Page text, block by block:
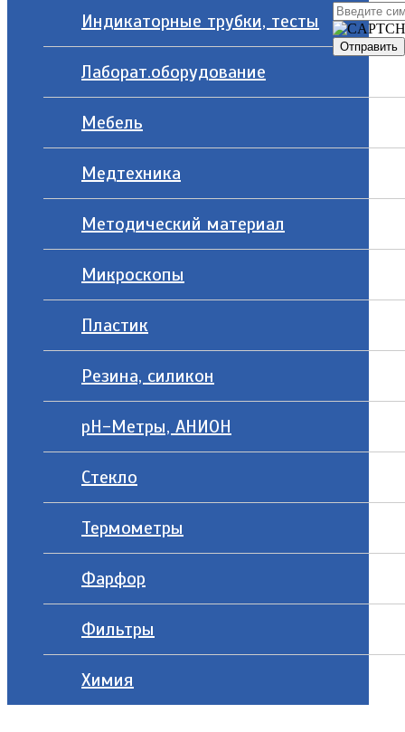
Индикаторные трубки, тесты
Лаборат.оборудование
Мебель
Медтехника
Методический материал
Микроскопы
Пластик
Резина, силикон
рН-Метры, АНИОН
Стекло
Термометры
Фарфор
Фильтры
Химия